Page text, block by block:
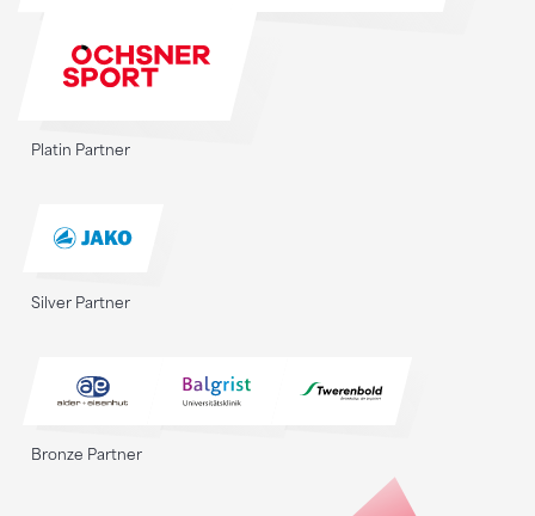
Platin Partner
Silver Partner
Bronze Partner